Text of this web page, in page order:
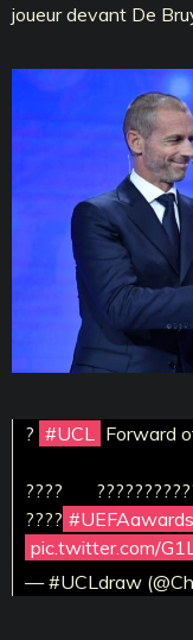
joueur devant De
? #UCL Forward
????
???? #UEFAawards
pic.twitter.com/
— #UCLdraw